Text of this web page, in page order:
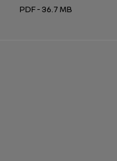
nouvel onglet
PDF - 36.7 MB